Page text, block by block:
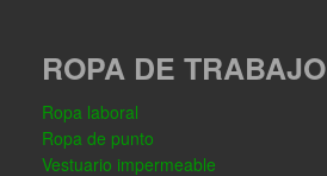
ROPA DE TRABAJO
Ropa laboral
Ropa de punto
Vestuario impermeable